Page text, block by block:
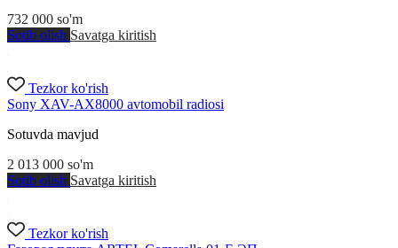
732 000 so'm
Sotib olish Savatga kiritish
Tezkor ko'rish
Sony XAV-AX8000 avtomobil radiosi
Sotuvda mavjud
2 013 000 so'm
Sotib olish Savatga kiritish
Tezkor ko'rish